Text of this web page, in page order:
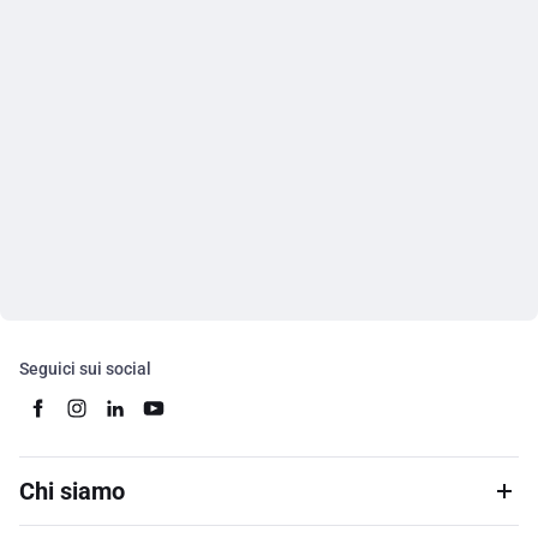
Seguici sui social
Chi siamo